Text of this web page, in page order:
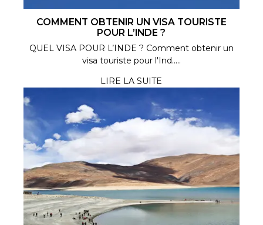
COMMENT OBTENIR UN VISA TOURISTE
POUR L’INDE ?
QUEL VISA POUR L’INDE ? Comment obtenir un
visa touriste pour l'Ind.....
LIRE LA SUITE